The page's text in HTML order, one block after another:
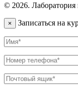
© 2026. Лаборатория
× Записаться на